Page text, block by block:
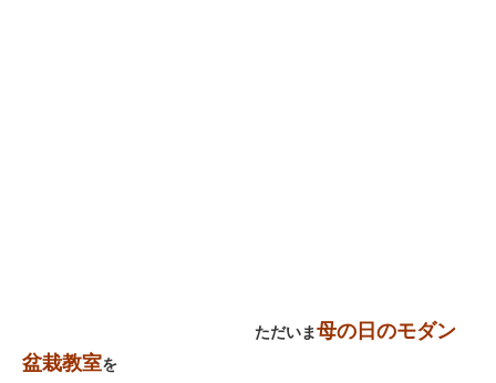
ただいま母の日のモダン
盆栽教室を